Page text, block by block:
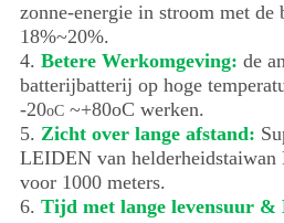
zonne-energie in stroom met de
18%~20%.
4. Betere Werkomgeving: de
batterijbatterij op hoge
-20oC~+80oC werken.
5. Zicht over lange afstand:
LEIDEN van
voor 1000 meters.
6. Tijd met lange levensuur